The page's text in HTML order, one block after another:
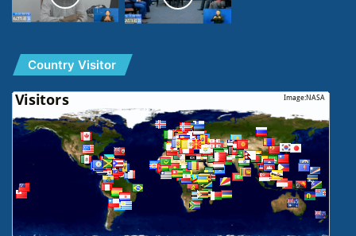
Country Visitor